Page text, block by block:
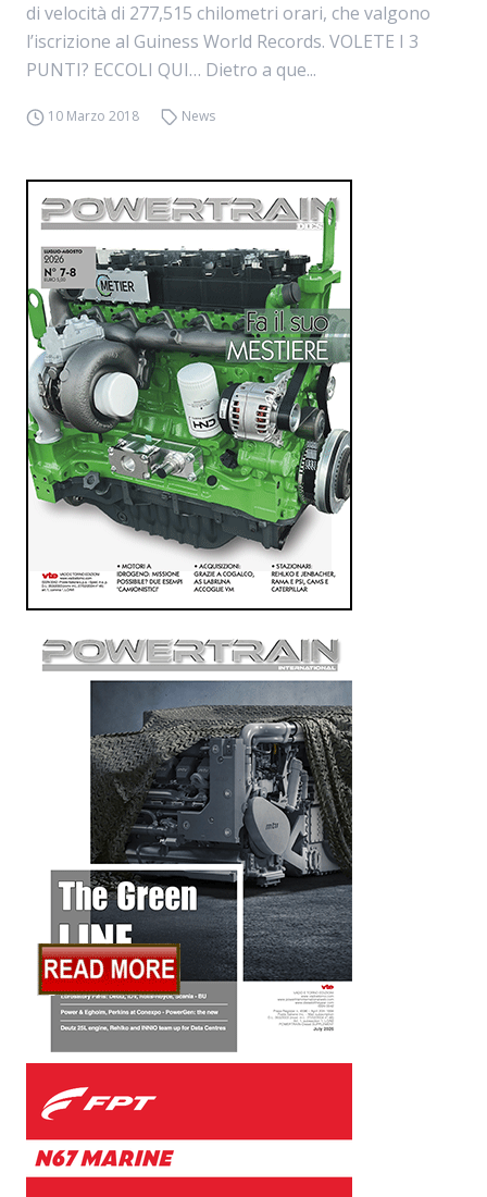
di velocità di 277,515 chilometri orari, che valgono
l’iscrizione al Guiness World Records. VOLETE I 3
PUNTI? ECCOLI QUI… Dietro a que...
10 Marzo 2018 News